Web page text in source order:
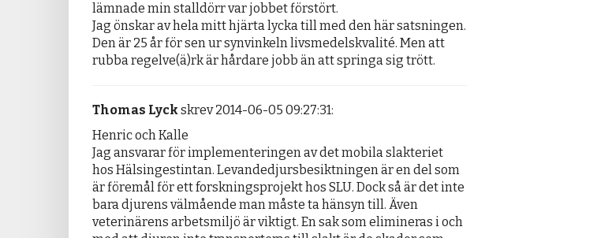
lämnade min stalldörr var jobbet förstört.
Jag önskar av hela mitt hjärta lycka till med den här satsningen.
Den är 25 år för sen ur synvinkeln livsmedelskvalité. Men att
rubba regelve(ä)rk är hårdare jobb än att springa sig trött.
Thomas Lyckskrev 2014-06-05 09:27:31:
Henric och Kalle
Jag ansvarar för implementeringen av det mobila slakteriet
hos Hälsingestintan. Levandedjursbesiktningen är en del som
är föremål för ett forskningsprojekt hos SLU. Dock så är det inte
bara djurens välmående man måste ta hänsyn till. Även
veterinärens arbetsmiljö är viktigt. En sak som elimineras i och